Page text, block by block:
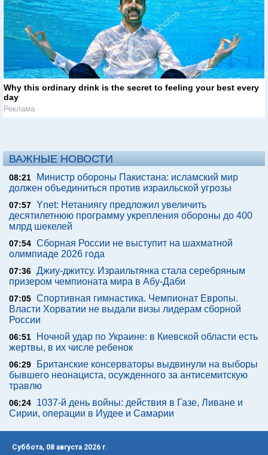
Why this ordinary drink is the secret to feeling your best every
day
Реклама
ВАЖНЫЕ НОВОСТИ
08:21
Министр обороны Пакистана: исламский мир
должен объединиться против израильской угрозы
07:57 Ynet: Нетаниягу предложил увеличить
десятилетнюю программу укрепления обороны до 400
млрд шекелей
07:54 Сборная России не выступит на шахматной
олимпиаде 2026 года
07:36 Джиу-джитсу. Израильтянка стала серебряным
призером чемпионата мира в Абу-Даби
07:05 Спортивная гимнастика. Чемпионат Европы.
Власти Хорватии не выдали визы лидерам сборной
России
06:51
Ночной удар по Украине: в Киевской области есть
жертвы, в их числе ребенок
06:29
Британские консерваторы выдвинули на выборы
бывшего неонациста, осужденного за антисемитскую
травлю
06:24
1037-й день войны: действия в Газе, Ливане и
Сирии, операции в Иудее и Самарии
Суббота, 08 августа 2026 г.